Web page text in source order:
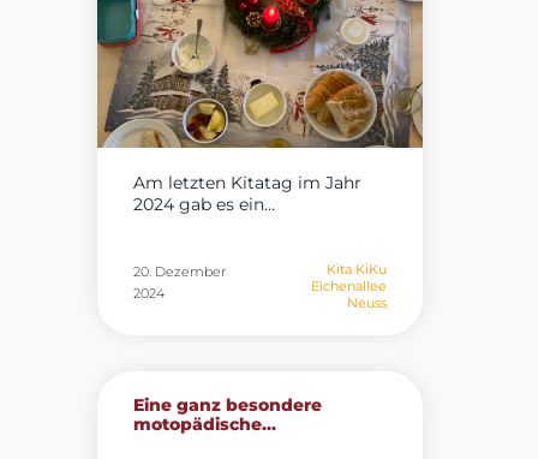
Am letzten Kitatag im Jahr
2024 gab es ein...
20. Dezember
2024
Kita KiKu
Eichenallee
Neuss
Eine ganz besondere
motopädische...